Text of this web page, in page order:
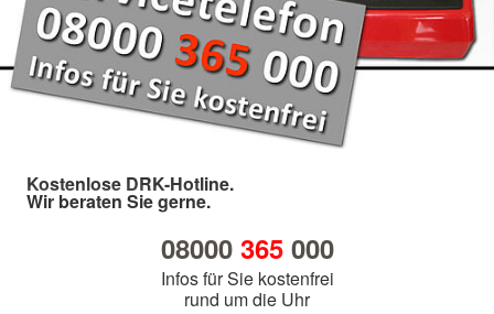
Kostenlose DRK-Hotline.
Wir beraten Sie gerne.
08000 365000
Infos für Sie kostenfrei
rund um die Uhr